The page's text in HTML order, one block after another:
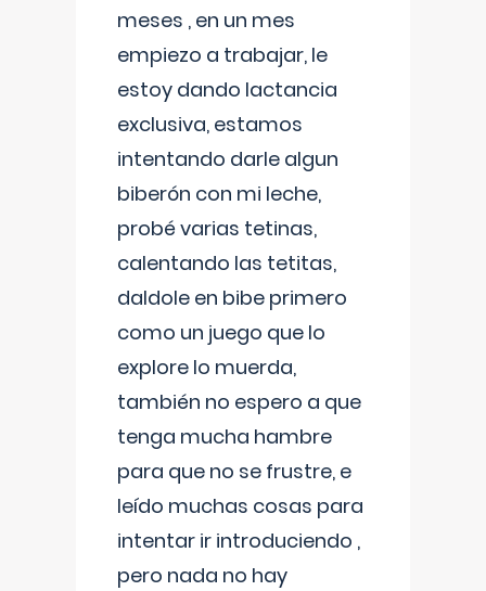
meses , en un mes
empiezo a trabajar, le
estoy dando lactancia
exclusiva, estamos
intentando darle algun
biberón con mi leche,
probé varias tetinas,
calentando las tetitas,
daldole en bibe primero
como un juego que lo
explore lo muerda,
también no espero a que
tenga mucha hambre
para que no se frustre, e
leído muchas cosas para
intentar ir introduciendo ,
pero nada no hay